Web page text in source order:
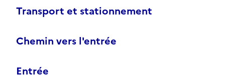
Transport et stationnement
Chemin vers l'entrée
Entrée